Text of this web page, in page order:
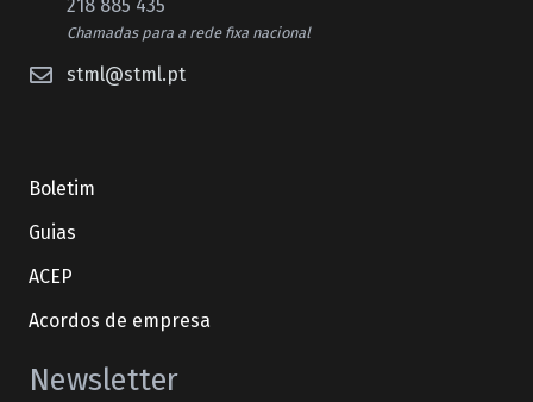
218 885 435
Chamadas para a rede fixa nacional
stml@stml.pt
Boletim
Guias
ACEP
Acordos de empresa
Newsletter